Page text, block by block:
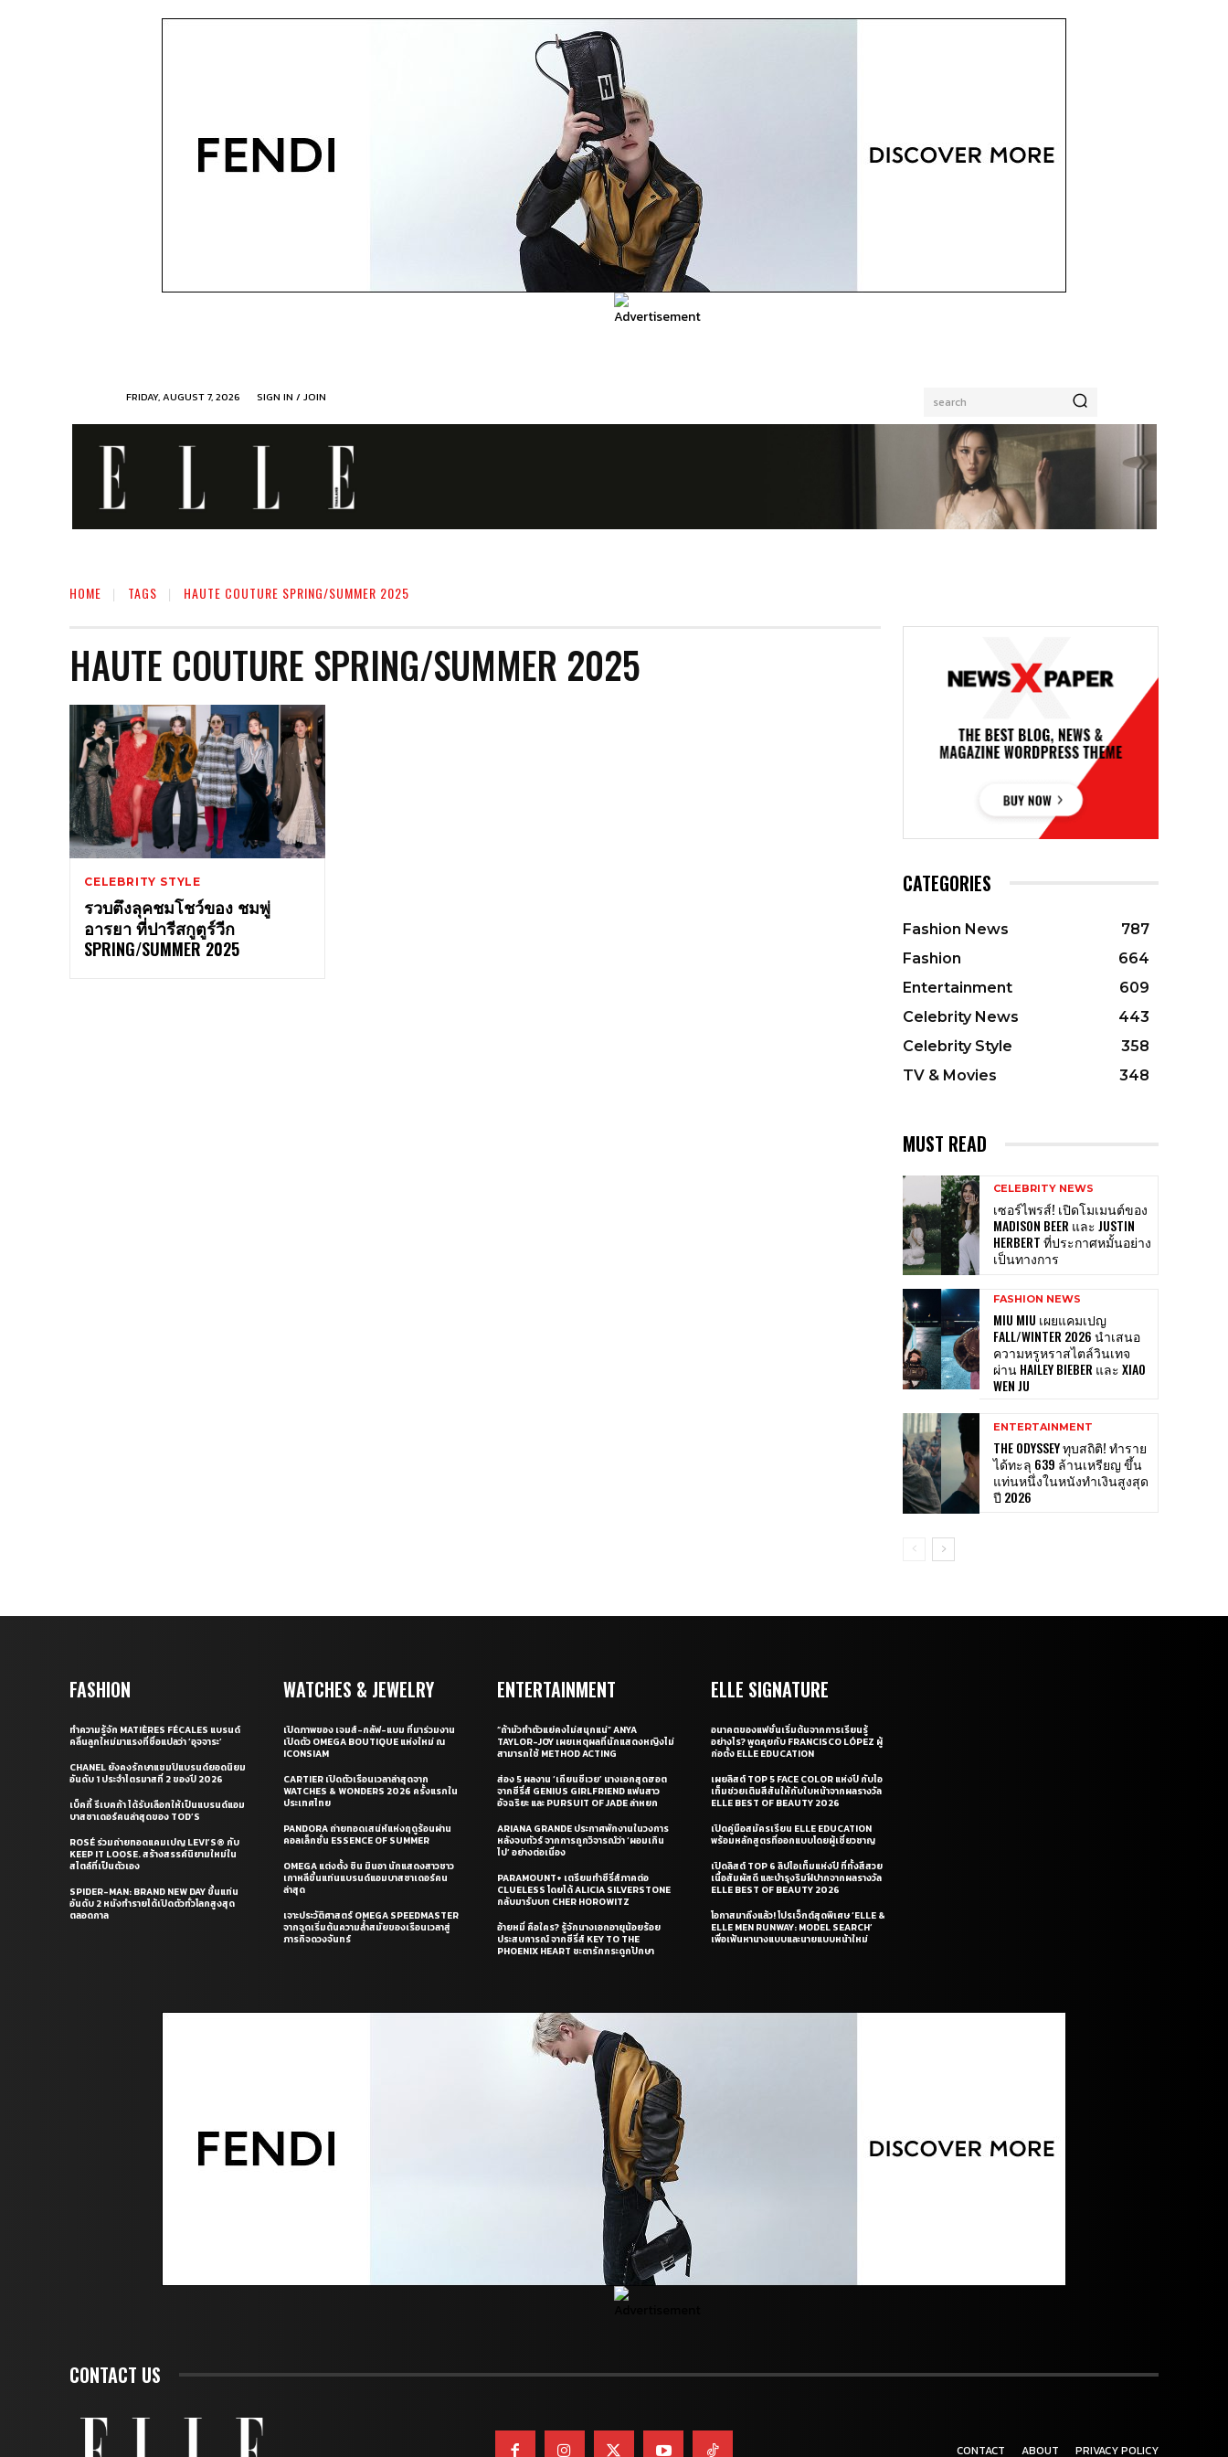
FRIDAY, AUGUST 7, 2026 search
SIGN IN / JOIN
HOME TAGS HAUTE COUTURE SPRING/SUMMER 2025
HAUTE COUTURE SPRING/SUMMER 2025
CELEBRITY STYLE
รวบตึงลุคชมโชว์ของ ชมพู่
อารยา ที่ปารีสกูตูร์วีก
SPRING/SUMMER 2025
CATEGORIES
Fashion News
787
Fashion
664
Entertainment
609
Celebrity News
443
Celebrity Style
358
TV & Movies
348
MUST READ
CELEBRITY NEWS
เซอร์ไพรส์! เปิดโมเมนต์ของ
MADISON BEER และ JUSTIN
HERBERT ที่ประกาศหมั้นอย่าง
เป็นทางการ
FASHION NEWS
MIU MIU เผยแคมเปญ
FALL/WINTER 2026 นำเสนอ
ความหรูหราสไตล์วินเทจ
ผ่าน HAILEY BIEBER และ XIAO
WEN JU
ENTERTAINMENT
THE ODYSSEY ทุบสถิติ! ทำราย
ได้ทะลุ 639 ล้านเหรียญ ขึ้น
แท่นหนึ่งในหนังทำเงินสูงสุด
ปี 2026
FASHION
ทำความรู้จัก MATIÈRES FÉCALES แบรนด์
คลื่นลูกใหม่มาแรงที่ชื่อแปลว่า ‘อุจจาระ’
CHANEL ยังคงรักษาแชมป์แบรนด์ยอดนิยม
อันดับ 1 ประจำไตรมาสที่ 2 ของปี 2026
เบ็คกี้ รีเบคก้า ได้รับเลือกให้เป็นแบรนด์แอม
บาสซาเดอร์คนล่าสุดของ TOD’S
ROSÉ ร่วมถ่ายทอดแคมเปญ LEVI’S® กับ
KEEP IT LOOSE. สร้างสรรค์นิยามใหม่ใน
สไตล์ที่เป็นตัวเอง
SPIDER-MAN: BRAND NEW DAY ขึ้นแท่น
อันดับ 2 หนังทำรายได้เปิดตัวทั่วโลกสูงสุด
ตลอดกาล
WATCHES & JEWELRY
เปิดภาพของ เจมส์-กลัฟ-แบม ที่มาร่วมงาน
เปิดตัว OMEGA BOUTIQUE แห่งใหม่ ณ
ICONSIAM
CARTIER เปิดตัวเรือนเวลาล่าสุดจาก
WATCHES & WONDERS 2026 ครั้งแรกใน
ประเทศไทย
PANDORA ถ่ายทอดเสน่ห์แห่งฤดูร้อนผ่าน
คอลเล็กชั่น ESSENCE OF SUMMER
OMEGA แต่งตั้ง ชิน มินอา นักแสดงสาวชาว
เกาหลีขึ้นแท่นแบรนด์แอมบาสซาเดอร์คน
ล่าสุด
เจาะประวัติศาสตร์ OMEGA SPEEDMASTER
จากจุดเริ่มต้นความล้ำสมัยของเรือนเวลาสู่
ภารกิจดวงจันทร์
ENTERTAINMENT
“ถ้ามัวทำตัวแย่คงไม่สนุกแน่” ANYA
TAYLOR-JOY เผยเหตุผลที่นักแสดงหญิงไม่
สามารถใช้ METHOD ACTING
ส่อง 5 ผลงาน ‘เถียนซีเวย’ นางเอกสุดฮอต
จากซีรี่ส์ GENIUS GIRLFRIEND แฟนสาว
อัจฉริยะ และ PURSUIT OF JADE ล่าหยก
ARIANA GRANDE ประกาศพักงานในวงการ
หลังจบทัวร์ จากการถูกวิจารณ์ว่า ‘ผอมเกิน
ไป’ อย่างต่อเนื่อง
PARAMOUNT+ เตรียมทำซีรี่ส์ภาคต่อ
CLUELESS โดยได้ ALICIA SILVERSTONE
กลับมารับบท CHER HOROWITZ
อ้ายหมี่ คือใคร? รู้จักนางเอกอายุน้อยร้อย
ประสบการณ์ จากซีรี่ส์ KEY TO THE
PHOENIX HEART ชะตารักกระดูกปักษา
ELLE SIGNATURE
อนาคตของแฟชั่นเริ่มต้นจากการเรียนรู้
อย่างไร? พูดคุยกับ FRANCISCO LÓPEZ ผู้
ก่อตั้ง ELLE EDUCATION
เผยลิสต์ TOP 5 FACE COLOR แห่งปี กับไอ
เท็มช่วยเติมสีสันให้กับใบหน้าจากผลรางวัล
ELLE BEST OF BEAUTY 2026
เปิดคู่มือสมัครเรียน ELLE EDUCATION
พร้อมหลักสูตรที่ออกแบบโดยผู้เชี่ยวชาญ
เปิดลิสต์ TOP 6 ลิปไอเท็มแห่งปี ที่ทั้งสีสวย
เนื้อสัมผัสดี และบำรุงริมฝีปากจากผลรางวัล
ELLE BEST OF BEAUTY 2026
โอกาสมาถึงแล้ว! โปรเจ็กต์สุดพิเศษ ‘ELLE &
ELLE MEN RUNWAY: MODEL SEARCH’
เพื่อเฟ้นหานางแบบและนายแบบหน้าใหม่
CONTACT US
CONTACT ABOUT PRIVACY POLICY